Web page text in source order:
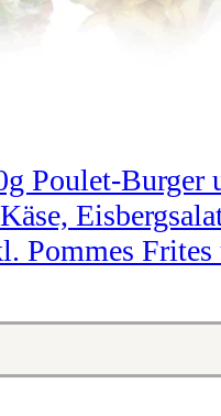
Poulet-Burger
Pommes